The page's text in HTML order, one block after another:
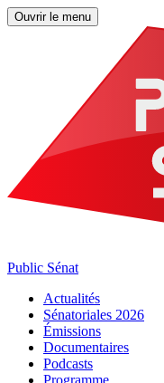
Ouvrir le menu
Public Sénat
Actualités
Sénatoriales 2026
Émissions
Documentaires
Podcasts